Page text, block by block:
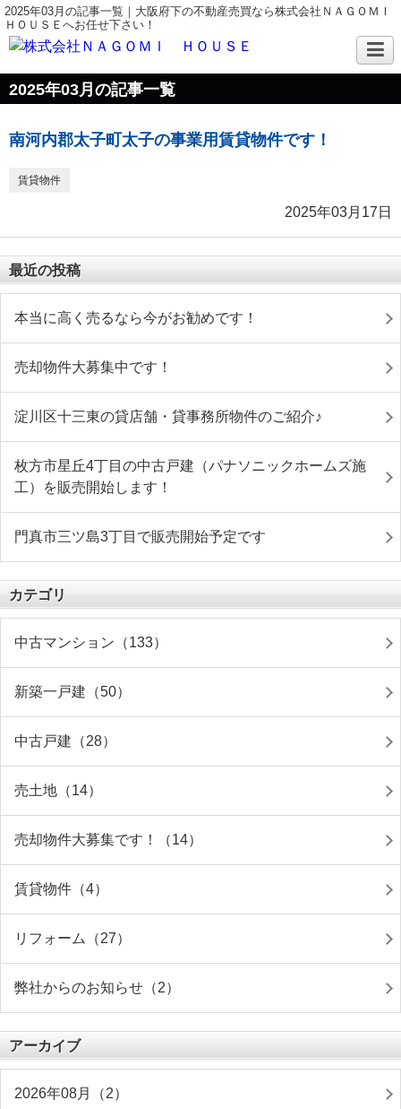
2025年03月の記事一覧｜大阪府下の不動産売買なら株式会社ＮＡＧＯＭＩ
ＨＯＵＳＥへお任せ下さい！
2025年03月の記事一覧
南河内郡太子町太子の事業用賃貸物件です！
賃貸物件
2025年03月17日
最近の投稿
本当に高く売るなら今がお勧めです！
売却物件大募集中です！
淀川区十三東の貸店舗・貸事務所物件のご紹介♪
枚方市星丘4丁目の中古戸建（パナソニックホームズ施
工）を販売開始します！
門真市三ツ島3丁目で販売開始予定です
カテゴリ
中古マンション（133）
新築一戸建（50）
中古戸建（28）
売土地（14）
売却物件大募集です！（14）
賃貸物件（4）
リフォーム（27）
弊社からのお知らせ（2）
アーカイブ
2026年08月（2）